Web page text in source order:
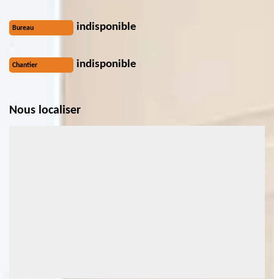
Bureau indisponible
Chantier indisponible
Nous localiser